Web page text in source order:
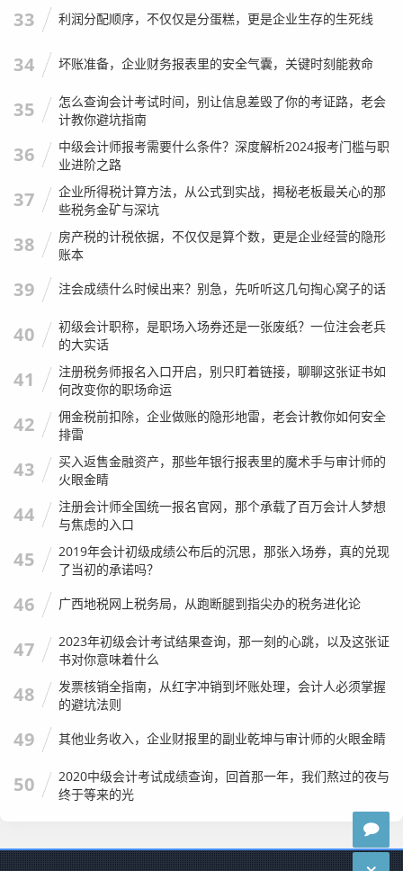
史，值得被记住。
务、懂税务、懂法律，甚至还要懂业务、懂计算机。
如果你还在做着“只要把票贴平了就行”的美梦，那醒醒吧，
山东这片热土，正在经历新旧动能转换的巨变，无数的企业
在倒下，也有无数的企业在新生，作为企业的“大管家”，我
们会计人如果跟不上步伐，不仅会被行业淘汰，更可能因为
无知而付出法律代价。
但换个角度看,这也是最好的时代，只要你手里有真本事（比
如CPA证书、税务师证书），只要你脑子里有真见识（能做
筹划、能做风控），你在山东的职场上，绝对是不愁饭吃
的。
别再怀念过去那种“浑水摸鱼”的日子了，那是死路一条，咱
们要做的，是挺直腰杆，用专业知识去赢得尊重，去为企业
创造真正的价值。
这就是我,一个注会行业老兵，想对“山东地税吧”里的所有新
老朋友，掏心窝子说的话，路虽然难走，但只要咱们脚下有
根，心里有光，就不怕路远，共勉！
33 利润分配顺序，不仅仅是分蛋糕，更是企业生存的生死线
34 坏账准备，企业财务报表里的安全气囊，关键时刻能救命
35
怎么查询会计考试时间，别让信息差毁了你的考证路，老会
计教你避坑指南
36
中级会计师报考需要什么条件？深度解析2024报考门槛与职
业进阶之路
37
企业所得税计算方法，从公式到实战，揭秘老板最关心的那
些税务金矿与深坑
38
房产税的计税依据，不仅仅是算个数，更是企业经营的隐形
账本
39 注会成绩什么时候出来？别急，先听听这几句掏心窝子的话
40
初级会计职称，是职场入场券还是一张废纸？一位注会老兵
的大实话
41
注册税务师报名入口开启，别只盯着链接，聊聊这张证书如
何改变你的职场命运
42
佣金税前扣除，企业做账的隐形地雷，老会计教你如何安全
排雷
43
买入返售金融资产，那些年银行报表里的魔术手与审计师的
火眼金睛
44
注册会计师全国统一报名官网，那个承载了百万会计人梦想
与焦虑的入口
45
2019年会计初级成绩公布后的沉思，那张入场券，真的兑现
了当初的承诺吗？
46 广西地税网上税务局，从跑断腿到指尖办的税务进化论
47
2023年初级会计考试结果查询，那一刻的心跳，以及这张证
书对你意味着什么
48
发票核销全指南，从红字冲销到坏账处理，会计人必须掌握
的避坑法则
49 其他业务收入，企业财报里的副业乾坤与审计师的火眼金睛
50
2020中级会计考试成绩查询，回首那一年，我们熬过的夜与
终于等来的光